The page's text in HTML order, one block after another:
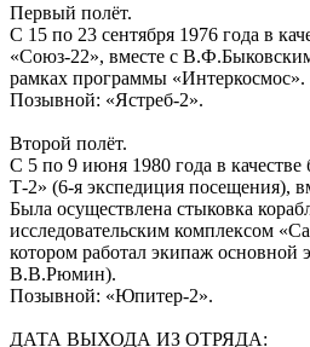
Первый полёт.
С 15 по 23 сентября 1976 года в
«Союз-22», вместе с
рамках программы «Интеркосмос».
Позывной: «Ястреб-2».
Второй полёт.
С 5 по 9 июня 1980 года в
Т-2» (6-я экспедиция
Была осуществлена стыковка
исследовательским комплексом
котором работал экипаж
В.В.Рюмин).
Позывной: «Юпитер-2».
ДАТА ВЫХОДА ИЗ ОТРЯДА: